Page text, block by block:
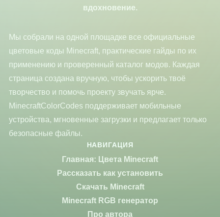
вдохновение.
Мы собрали на одной площадке все официальные
цветовые коды Minecraft, практические гайды по их
применению и проверенный каталог модов. Каждая
страница создана вручную, чтобы ускорить твоё
творчество и помочь проекту звучать ярче.
MinecraftColorCodes поддерживает мобильные
устройства, мгновенные загрузки и предлагает только
безопасные файлы.
НАВИГАЦИЯ
Главная: Цвета Minecraft
Рассказать как установить
Скачать Minecraft
Minecraft RGB генератор
Про автора